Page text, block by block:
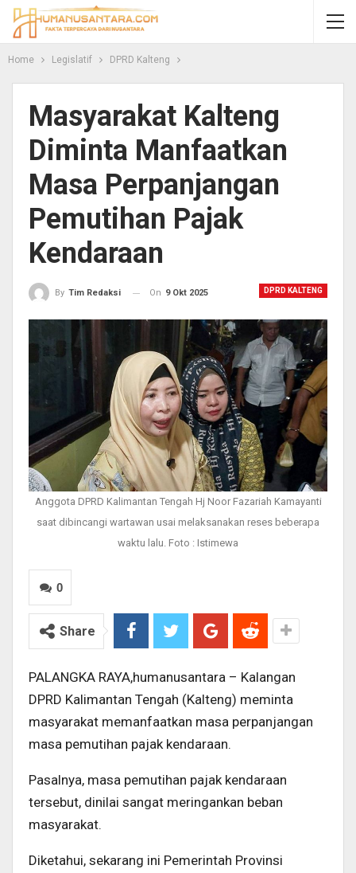
Home Legislatif DPRD Kalteng
Masyarakat Kalteng
Diminta Manfaatkan
Masa Perpanjangan
Pemutihan Pajak
Kendaraan
DPRD KALTENG
By Tim Redaksi On 9 Okt 2025
Anggota DPRD Kalimantan Tengah Hj Noor Fazariah Kamayanti
saat dibincangi wartawan usai melaksanakan reses beberapa
waktu lalu. Foto : Istimewa
0
Share
PALANGKA RAYA,humanusantara – Kalangan
DPRD Kalimantan Tengah (Kalteng) meminta
masyarakat memanfaatkan masa perpanjangan
masa pemutihan pajak kendaraan.
Pasalnya, masa pemutihan pajak kendaraan
tersebut, dinilai sangat meringankan beban
masyarakat.
Diketahui, sekarang ini Pemerintah Provinsi